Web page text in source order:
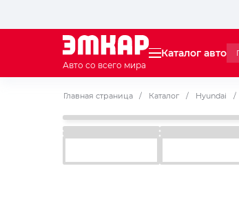
Авто со всего мира
Каталог авто
Главная страница / Каталог / Hyundai /